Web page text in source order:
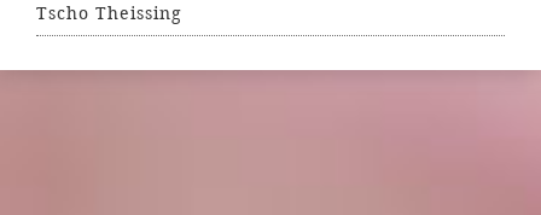
Tscho Theissing